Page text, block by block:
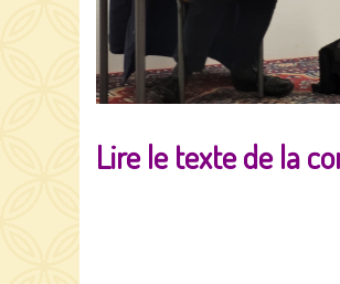
Lire le texte de la